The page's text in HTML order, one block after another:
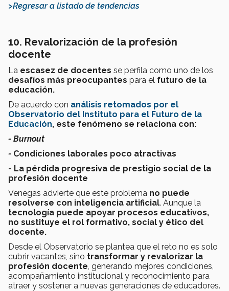
>Regresar a listado de tendencias
10. Revalorización de la profesión
docente
La escasez de docentes se perfila como uno de los
desafíos más preocupantes para el futuro de la
educación.
De acuerdo con análisis retomados por el
Observatorio del Instituto para el Futuro de la
Educación, este fenómeno se relaciona con:
- Burnout
- Condiciones laborales poco atractivas
- La pérdida progresiva de prestigio social de la
profesión docente
Venegas advierte que este problema no puede
resolverse con inteligencia artificial. Aunque la
tecnología puede apoyar procesos educativos,
no sustituye el rol formativo, social y ético del
docente.
Desde el Observatorio se plantea que el reto no es solo
cubrir vacantes, sino transformar y revalorizar la
profesión docente , generando mejores condiciones,
acompañamiento institucional y reconocimiento para
atraer y sostener a nuevas generaciones de educadores.